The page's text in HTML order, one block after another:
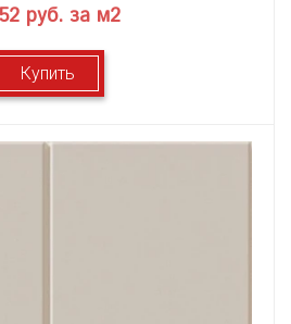
руб. за м2
Купить